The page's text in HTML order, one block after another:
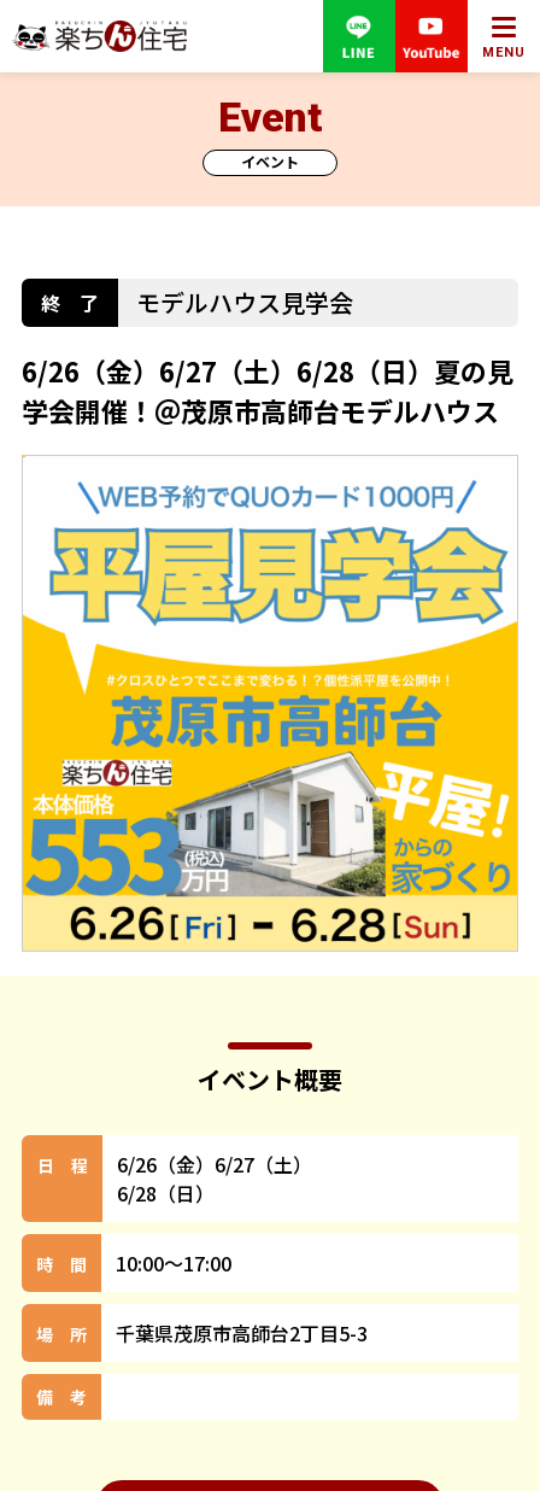
MENU
イベント
Event
モデルハウス見学会
6/26（金）6/27（土）6/28（日）夏の見
学会開催！＠茂原市高師台モデルハウス
イベント概要
日 程
6/26（金）6/27（土）
6/28（日）
時 間 10:00～17:00
場 所 千葉県茂原市高師台2丁目5-3
備 考